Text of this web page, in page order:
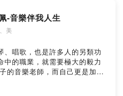
的眼神說明了一切。 --
-音樂伴我人生
美
、唱歌，也是許多人的另類功
中的職業，就需要極大的毅力
的音樂老師，而自己更是加入
但她卻樂此不疲，這都是因